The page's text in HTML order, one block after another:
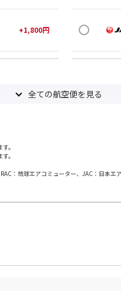
+1,800円
全ての航空便を見る
。
。
：琉球エアコミューター、JAC：日本